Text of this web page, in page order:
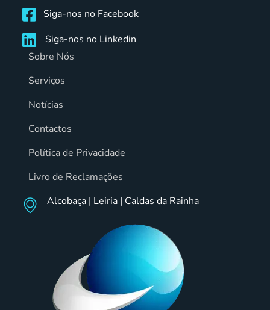
Siga-nos no Facebook
Siga-nos no Linkedin
Sobre Nós
Serviços
Notícias
Contactos
Política de Privacidade
Livro de Reclamações
Alcobaça | Leiria | Caldas da Rainha